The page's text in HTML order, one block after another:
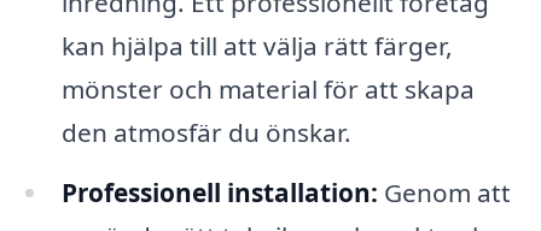
kan hjälpa till att välja rätt färger,
mönster och material för att skapa
den atmosfär du önskar.
Professionell installation: Genom att